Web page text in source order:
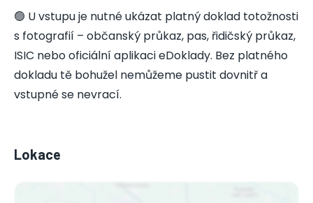
🟢 U vstupu je nutné ukázat platný doklad totožnosti
s fotografií – občanský průkaz, pas, řidičský průkaz,
ISIC nebo oficiální aplikaci eDoklady. Bez platného
dokladu tě bohužel nemůžeme pustit dovnitř a
vstupné se nevrací.
Lokace